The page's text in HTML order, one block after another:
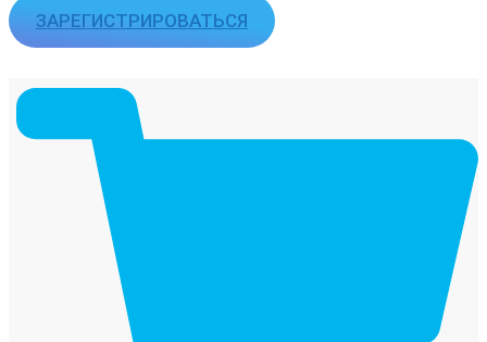
ЗАРЕГИСТРИРОВАТЬСЯ